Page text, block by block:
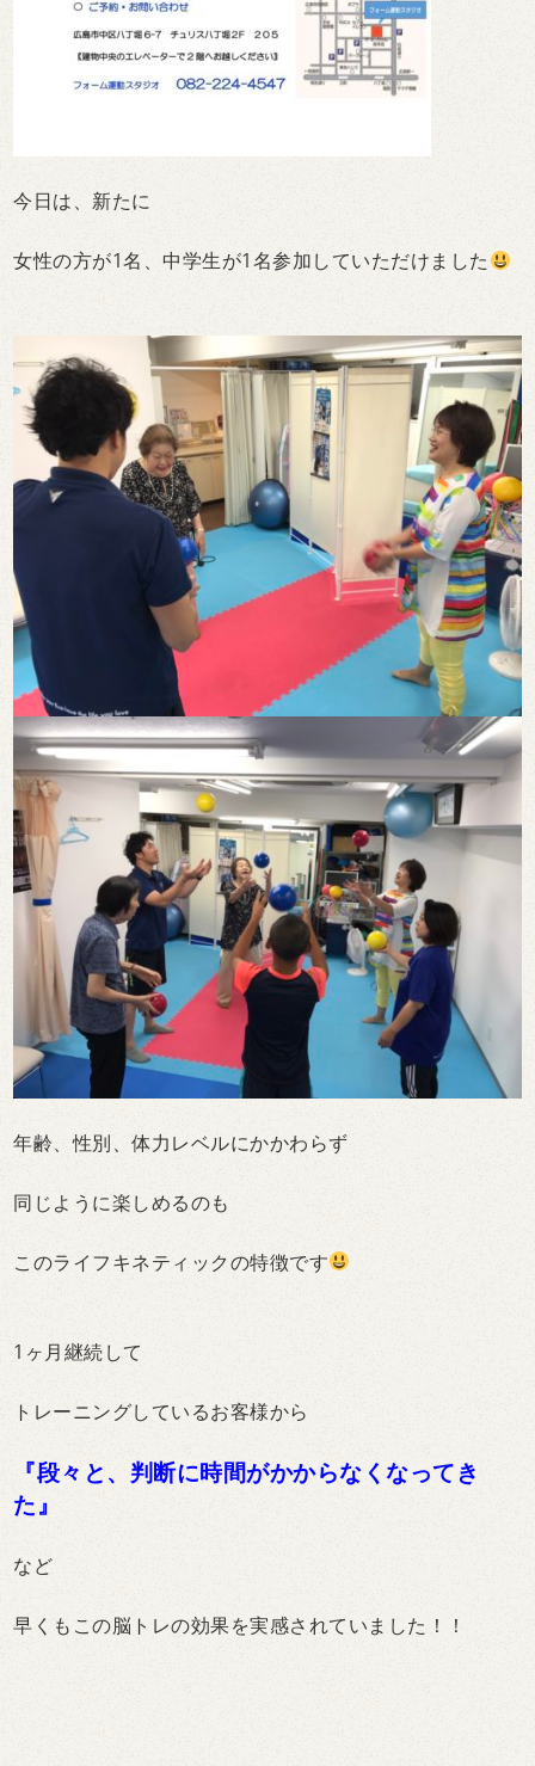
今日は、新たに
女性の方が1名、中学生が1名参加していただけました
年齢、性別、体力レベルにかかわらず
同じように楽しめるのも
このライフキネティックの特徴です
1ヶ月継続して
トレーニングしているお客様から
『段々と、判断に時間がかからなくなってき
た』
など
早くもこの脳トレの効果を実感されていました！！